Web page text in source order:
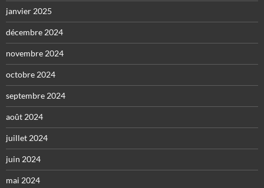
janvier 2025
décembre 2024
novembre 2024
octobre 2024
septembre 2024
août 2024
juillet 2024
juin 2024
mai 2024